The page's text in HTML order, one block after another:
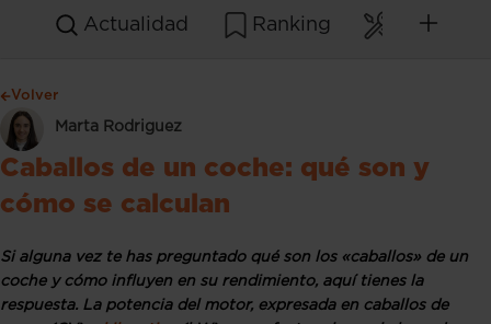
Actualidad Ranking
Volver
Marta Rodriguez
Caballos de un coche: qué son y
cómo se calculan
Si alguna vez te has preguntado qué son los «caballos» de un
coche y cómo influyen en su rendimiento, aquí tienes la
respuesta. La potencia del motor, expresada en caballos de